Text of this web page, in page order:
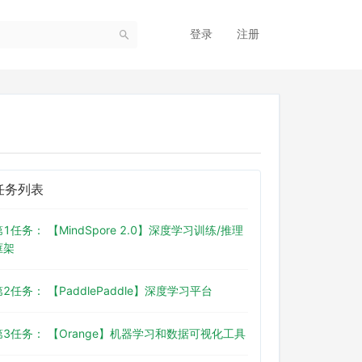
登录 注册
务列表
1任务： 【MindSpore 2.0】深度学习训练/推理
架
2任务： 【PaddlePaddle】深度学习平台
3任务： 【Orange】机器学习和数据可视化工具